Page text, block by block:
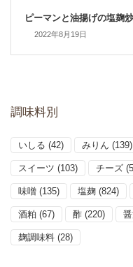
ピーマンと油揚げの塩麹
2022年8月19日
調味料別
いしる (42) みりん (139)
スイーツ (103) チーズ
味噌 (135) 塩麹 (824)
酒粕 (67) 酢 (220)
麹調味料 (28)